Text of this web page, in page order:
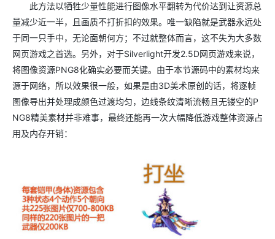
此方法以牺牲少量性能进行图像水平翻转为代价达到让资源总
量减少近一半，且画质不打折扣的效果。唯一缺陷就是武器永远处
于同一只手中，无论面朝何方；不过就整体而言，这不失为大多数
网页游戏之首选。另外，对于Silverlight开发2.5D网页游戏来说，
将图像资源PNG8化确实必要而关键。由于本节源码中的素材均来
源于网络，所以效果很一般，如果是由3D美术原创的话，将逐帧
图像导出并处理成颜色过渡均匀，边线条纹清晰流畅且无镂空的P
NG8精美素材并非难事，最终还能再一次大幅降低游戏整体资源占
用及内存开销：